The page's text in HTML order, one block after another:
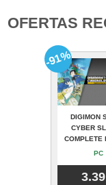
OFERTAS
DIGIMON
CYBER
COMPLETE
PC
-91%